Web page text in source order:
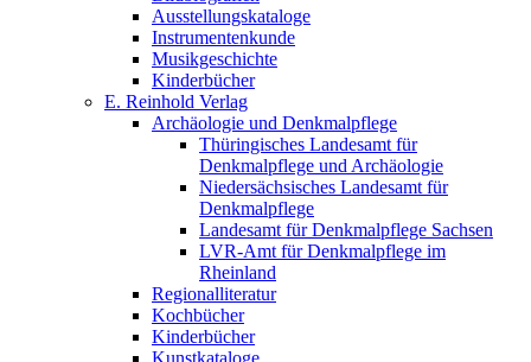
Ausstellungskataloge
Instrumentenkunde
Musikgeschichte
Kinderbücher
E. Reinhold Verlag
Archäologie und Denkmalpflege
Thüringisches Landesamt für
Denkmalpflege und Archäologie
Niedersächsisches Landesamt für
Denkmalpflege
Landesamt für Denkmalpflege Sachsen
LVR-Amt für Denkmalpflege im
Rheinland
Regionalliteratur
Kochbücher
Kinderbücher
Kunstkataloge